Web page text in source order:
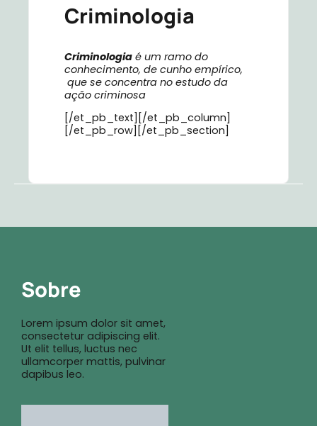
Criminologia
Criminologia é um ramo do
conhecimento, de cunho empírico,
que se concentra no estudo da
ação criminosa
[/et_pb_text][/et_pb_column]
[/et_pb_row][/et_pb_section]
Sobre
Lorem ipsum dolor sit amet,
consectetur adipiscing elit.
Ut elit tellus, luctus nec
ullamcorper mattis, pulvinar
dapibus leo.